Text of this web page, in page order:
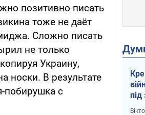
позитивно писать
тоже не даёт
Сложно писать
не только
Украину,
носки. В результате
побирушка с